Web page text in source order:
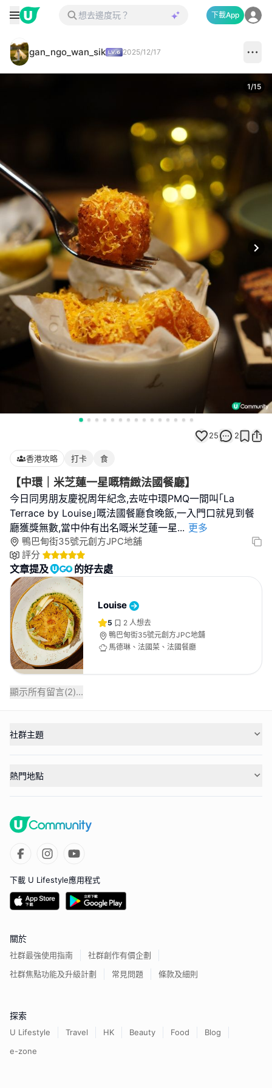
下載App
gan_ngo_wan_sik 2025/12/17
1/15
25 2
香港攻略 打卡 食
【中環｜米芝蓮一星嘅精緻法國餐廳】
今日同男朋友慶祝周年紀念,去咗中環PMQ一間叫｢La
Terrace by Louise｣嘅法國餐廳食晚飯,一入門口就見到餐
廳獲獎無數,當中仲有出名嘅米芝蓮一星... 更多
鴨巴甸街35號元創方JPC地舖
評分
文章提及 的好去處
Louise
5 2 人想去
鴨巴甸街35號元創方JPC地舖
馬德琳、法國菜、法國餐廳
顯示所有留言(2)...
社群主題
熱門地點
下載 U Lifestyle應用程式
關於
社群最強使用指南
社群創作有價企劃
社群焦點功能及升級計劃
常見問題 條款及細則
探索
U Lifestyle Travel HK Beauty Food
Blog
e-zone